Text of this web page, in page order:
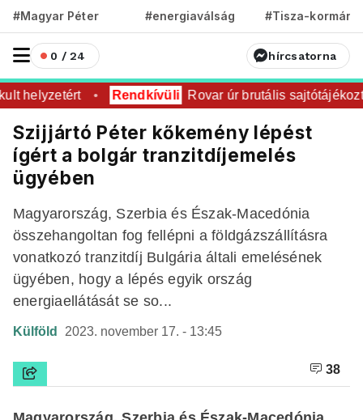
#Magyar Péter #energiaválság #Tisza-kormány
0 / 24 hírcsatorna
helyzetért Rendkívüli Rovar úr brutális
Szijjártó Péter kőkemény lépést
ígért a bolgár tranzitdíjemelés
ügyében
Magyarország, Szerbia és Észak-Macedónia
összehangoltan fog fellépni a földgázszállításra
vonatkozó tranzitdíj Bulgária általi emelésének
ügyében, hogy a lépés egyik ország
energiaellátását se so...
Külföld 2023. november 17. - 13:45
38